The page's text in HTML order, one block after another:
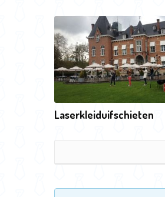
Laserkleiduifschieten